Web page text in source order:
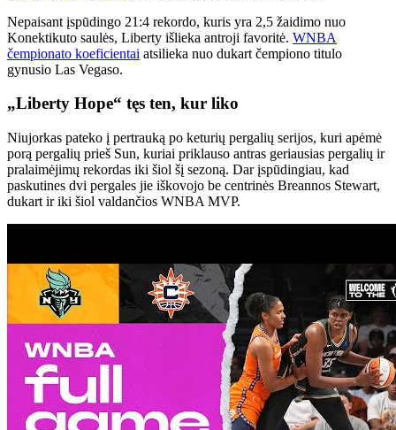
Nepaisant įspūdingo 21:4 rekordo, kuris yra 2,5 žaidimo nuo
Konektikuto saulės, Liberty išlieka antroji favoritė. WNBA
čempionato koeficientai atsilieka nuo dukart čempiono titulo
gynusio Las Vegaso.
„Liberty Hope“ tęs ten, kur liko
Niujorkas pateko į pertrauką po keturių pergalių serijos, kuri apėmė
porą pergalių prieš Sun, kuriai priklauso antras geriausias pergalių ir
pralaimėjimų rekordas iki šiol šį sezoną. Dar įspūdingiau, kad
paskutines dvi pergales jie iškovojo be centrinės Breannos Stewart,
dukart ir iki šiol valdančios WNBA MVP.